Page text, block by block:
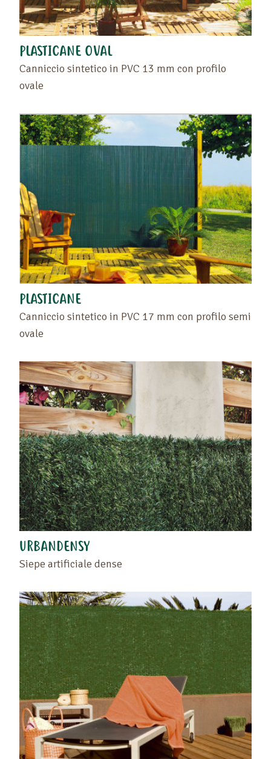
PLASTICANE OVAL
Canniccio sintetico in PVC 13 mm con profilo
ovale
PLASTICANE
Canniccio sintetico in PVC 17 mm con profilo semi
ovale
URBANDENSY
Siepe artificiale dense